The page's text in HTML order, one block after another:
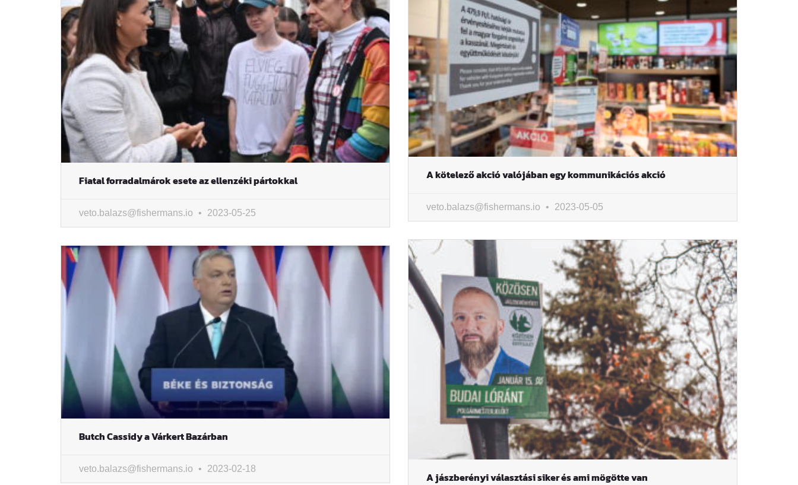
Fiatal forradalmárok esete az ellenzéki pártokkal
veto.balazs@fishermans.io 2023-05-25
A kötelező akció valójában egy kommunikációs akció
veto.balazs@fishermans.io 2023-05-05
Butch Cassidy a Várkert Bazárban
veto.balazs@fishermans.io 2023-02-18
A jászberényi választási siker és ami mögötte van